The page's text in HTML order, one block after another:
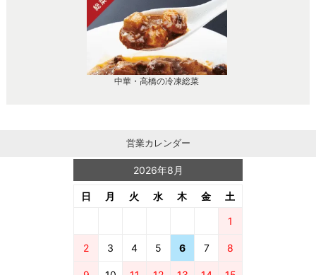
中華・高橋の冷凍総菜
営業カレンダー
2026年8月
日 月 火 水 木 金 土
1
2 3 4 5 6 7 8